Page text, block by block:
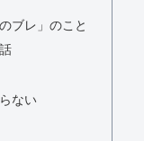
ブレ」のこと
ない